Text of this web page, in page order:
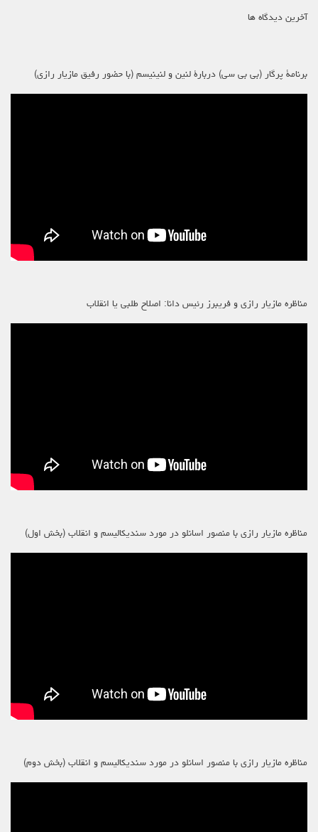
آخرین دیدگاه ها
برنامۀ پرگار (بی بی سی) دربارۀ لنین و لنینیسم (با حضور رفیق مازیار رازی)
مناظره مازیار رازی و فریبرز رئیس دانا: اصلاح طلبی یا انقلاب
مناظره مازیار رازی با منصور اسانلو در مورد سندیکالیسم و انقلاب (بخش اول)
مناظره مازیار رازی با منصور اسانلو در مورد سندیکالیسم و انقلاب (بخش دوم)